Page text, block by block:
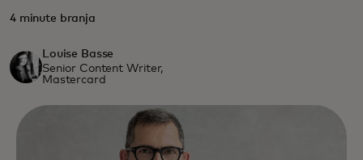
4 minute branja
Louise Basse
Senior Content Writer,
Mastercard